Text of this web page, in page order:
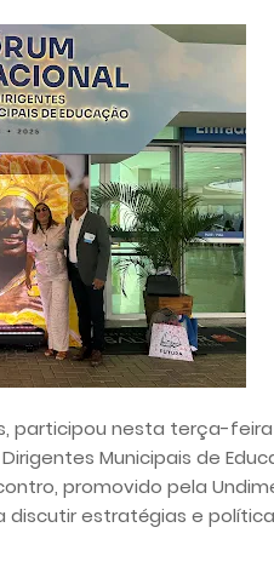
participou nesta terça-
Municipais de
promovido pela
estratégias e